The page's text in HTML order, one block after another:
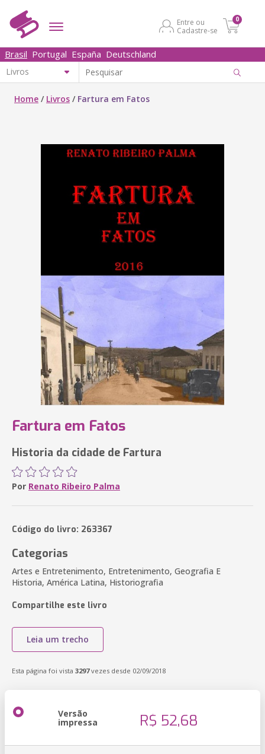
Entre ou
Cadastre-se
0
Brasil Portugal España Deutschland
Home / Livros / Fartura em Fatos
Fartura em Fatos
Historia da cidade de Fartura
Por Renato Ribeiro Palma
Código do livro: 263367
Categorias
Artes e Entretenimento, Entretenimento, Geografia E
Historia, América Latina, Historiografia
Compartilhe este livro
Leia um trecho
Esta página foi vista 3297vezes desde 02/09/2018
Versão
impressa R$ 52,68